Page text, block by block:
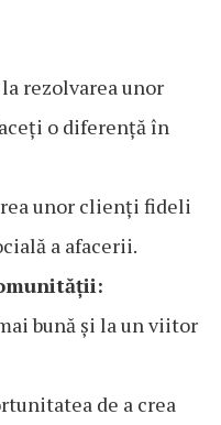
rezolvarea unor
o diferență în
unor clienți fideli
a afacerii.
bună și la un viitor
de a crea